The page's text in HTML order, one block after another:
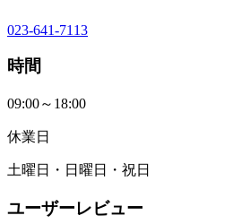
023-641-7113
時間
09:00～18:00
休業日
土曜日・日曜日・祝日
ユーザーレビュー